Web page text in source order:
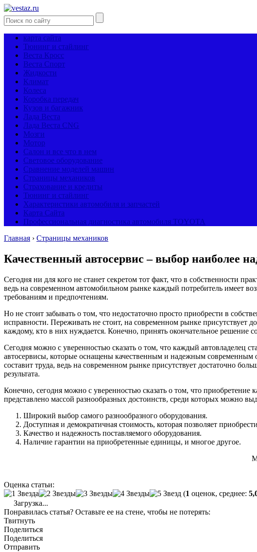
карта сайта
Тюнинг и стайлинг
Веста Кросс
Веста Спорт
Жидкости
Климат
Колеса
Коробка передач
Кузов и багажник
Лада Веста
Лада Веста CNG
Мозги
Мотор
Салон и все что в нем
Световое оборудование
Сравнение моделей машин
Страницы механиков
Страхование и кредиты
Тюнинг и стайлинг
Характеристики автомобиля и запчастей
Карта Сайта
Профессиональная диагностика автомобиля TOYOTA
Главная › Страницы механиков
Качественный автосервис – выбор наиболее
Сегодня ни для кого не станет секретом тот факт, что в собственности
ведь на современном автомобильном рынке каждый потребитель имеет
требованиям и предпочтениям.
Но не стоит забывать о том, что недостаточно просто приобрести в
исправности. Переживать не стоит, на современном рынке присутствует
каждому, кто в них нуждается. Конечно, принять окончательное решение
Сегодня можно с уверенностью сказать о том, что каждый автовладелец
автосервисы, которые оснащены качественным и надежным современным
составит труда, ведь на современном рынке присутствует достаточно
результата.
Конечно, сегодня можно с уверенностью сказать о том, что
представлено массой разнообразных достоинств, среди которых можно
Широкий выбор самого разнообразного оборудования.
Доступная и демократичная стоимость, которая позволяет
Качество и надежность поставляемого оборудования.
Наличие гарантии на приобретенные единицы, и многое другое.
Оценка статьи:
(1 оценок, среднее:
Загрузка...
Понравилась статья? Оставьте ее на стене, чтобы не потерять:
Твитнуть
Поделиться
Поделиться
Отправить